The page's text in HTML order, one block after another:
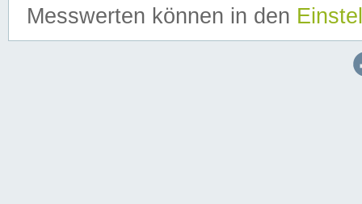
Messwerten können in den